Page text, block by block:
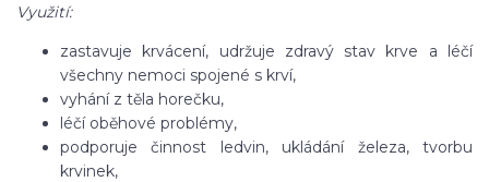
Využití:
zastavuje krvácení, udržuje zdravý stav krve a léčí
všechny nemoci spojené s krví,
vyhání z těla horečku,
léčí oběhové problémy,
podporuje činnost ledvin, ukládání železa, tvorbu
krvinek,